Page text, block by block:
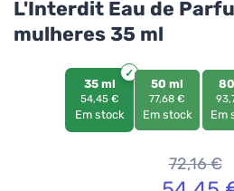
L'Interdit Eau de
mulheres 35 ml
35 ml
54,45 €
Em stock
50 ml
77,68 €
Em stock Em
72,16€